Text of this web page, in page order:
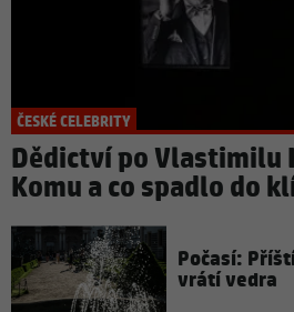
ČESKÉ CELEBRITY
Dědictví po Vlastimilu
Komu a co spadlo do
Počasí:
vrátí vedra